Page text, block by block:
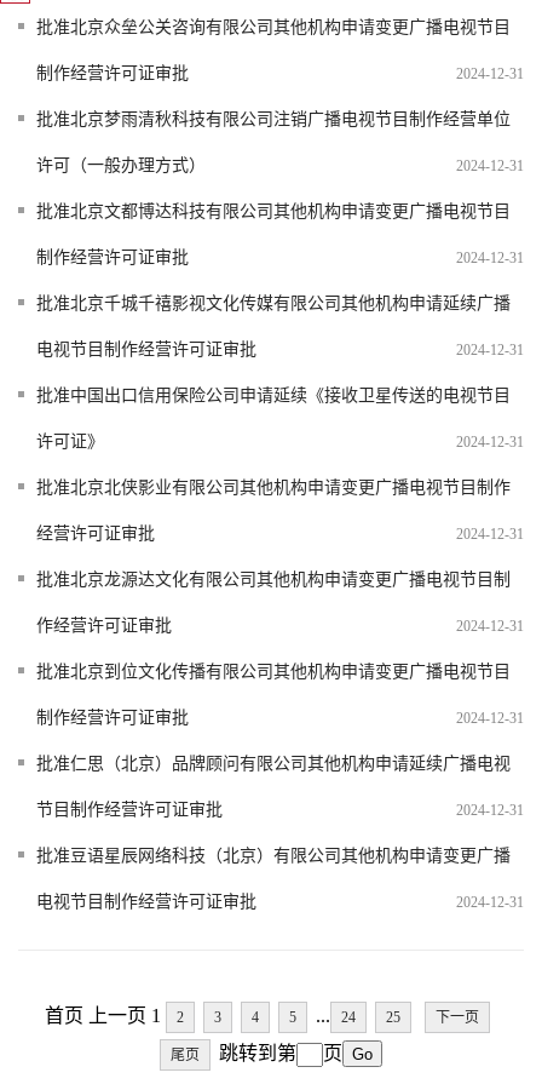
批准北京众垒公关咨询有限公司其他机构申请变更广播电视节目
制作经营许可证审批 2024-12-31
批准北京梦雨清秋科技有限公司注销广播电视节目制作经营单位
许可（一般办理方式） 2024-12-31
批准北京文都博达科技有限公司其他机构申请变更广播电视节目
制作经营许可证审批 2024-12-31
批准北京千城千禧影视文化传媒有限公司其他机构申请延续广播
电视节目制作经营许可证审批 2024-12-31
批准中国出口信用保险公司申请延续《接收卫星传送的电视节目
许可证》 2024-12-31
批准北京北侠影业有限公司其他机构申请变更广播电视节目制作
经营许可证审批 2024-12-31
批准北京龙源达文化有限公司其他机构申请变更广播电视节目制
作经营许可证审批 2024-12-31
批准北京到位文化传播有限公司其他机构申请变更广播电视节目
制作经营许可证审批 2024-12-31
批准仁思（北京）品牌顾问有限公司其他机构申请延续广播电视
节目制作经营许可证审批 2024-12-31
批准豆语星辰网络科技（北京）有限公司其他机构申请变更广播
电视节目制作经营许可证审批 2024-12-31
首页 上一页 1 2 3 4 5 ... 24 25 下一页
尾页 跳转到第 页